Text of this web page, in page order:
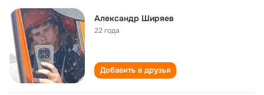
Александр Ширяев
22 года
Добавить в друзья